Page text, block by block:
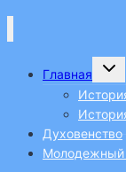
Главная
меню
Духовенство
Молодежный